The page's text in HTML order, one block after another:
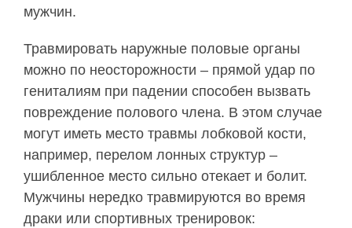
мужчин.
Травмировать наружные половые органы
можно по неосторожности – прямой удар по
гениталиям при падении способен вызвать
повреждение полового члена. В этом случае
могут иметь место травмы лобковой кости,
например, перелом лонных структур –
ушибленное место сильно отекает и болит.
Мужчины нередко травмируются во время
драки или спортивных тренировок: